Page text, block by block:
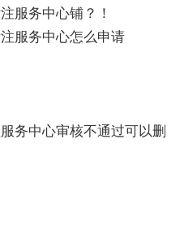
服务中心铺？！
服务中心怎么申请
务中心审核不通过可以删